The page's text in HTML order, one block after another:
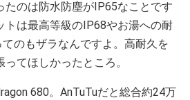
たのは防水防塵がIP65なことです
トは最高等級のIP68やお湯への耐
のもザラなんですよ。高耐久を
てほしかったところ。
680。AnTuTuだと総合約24万